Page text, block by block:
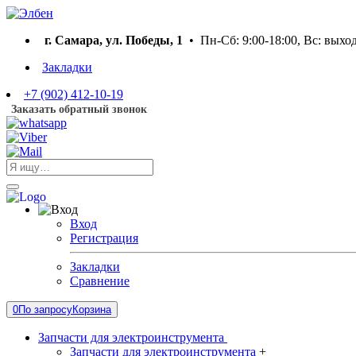
г. Самара, ул. Победы, 1
• Пн-Сб: 9:00-18:00, Вс:
Закладки
+7 (902) 412-10-19
Заказать обратный звонок
Вход
Регистрация
Закладки
Сравнение
0По запросуКорзина
Запчасти для электроинструмента
Запчасти для электроинструмента +